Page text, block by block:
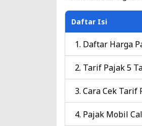
Daftar Isi
Daftar Harga
Tarif Pajak 5
Cara Cek Tarif
Pajak Mobil